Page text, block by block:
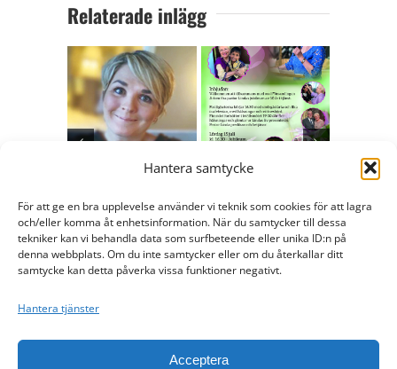
Hantera samtycke
För att ge en bra upplevelse använder vi teknik som cookies för att lagra
och/eller komma åt enhetsinformation. När du samtycker till dessa
tekniker kan vi behandla data som surfbeteende eller unika ID:n på
denna webbplats. Om du inte samtycker eller om du återkallar ditt
samtycke kan detta påverka vissa funktioner negativt.
Hantera tjänster
Acceptera
Relaterade inlägg
Höstens gästlärare
i bibelskolan
juli 23rd, 2024
En hälsning från
och inbjudan till fest!
juni 8th, 2023
Prova på
där du är!
mars 9th,